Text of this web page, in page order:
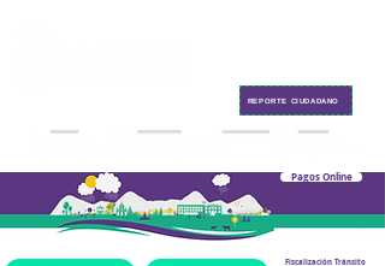
Pagos Online
Fiscalización Tránsito
REPORTE CIUDADANO